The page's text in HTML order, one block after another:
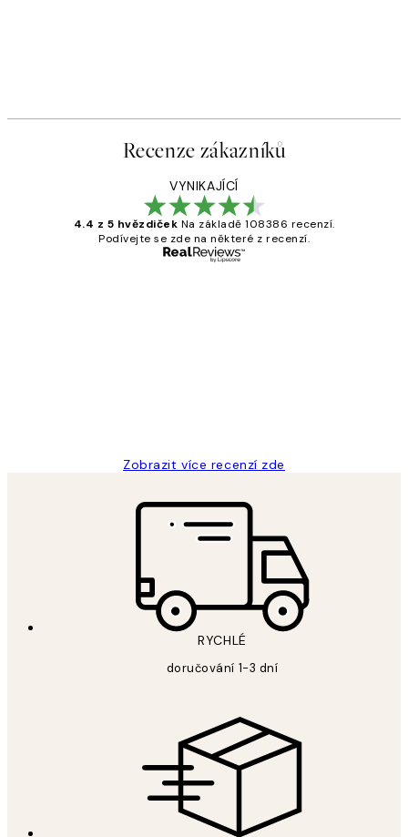
Recenze zákazníků
VYNIKAJÍCÍ
4.4 z 5 hvězdiček Na základě 108386 recenzí.
Podívejte se zde na některé z recenzí.
Zobrazit více recenzí zde
RYCHLÉ
doručování 1-3 dní